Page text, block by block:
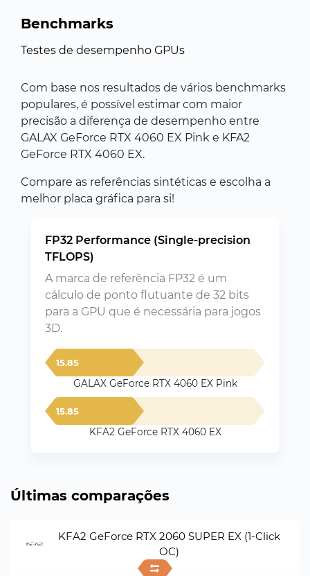
Benchmarks
Testes de desempenho GPUs
Com base nos resultados de vários benchmarks
populares, é possível estimar com maior
precisão a diferença de desempenho entre
GALAX GeForce RTX 4060 EX Pink e KFA2
GeForce RTX 4060 EX.
Compare as referências sintéticas e escolha a
melhor placa gráfica para si!
FP32 Performance (Single-precision
TFLOPS)
A marca de referência FP32 é um
cálculo de ponto flutuante de 32 bits
para a GPU que é necessária para jogos
3D.
15.85
GALAX GeForce RTX 4060 EX Pink
15.85
KFA2 GeForce RTX 4060 EX
Últimas comparações
KFA2 GeForce RTX 2060 SUPER EX (1-Click
OC)